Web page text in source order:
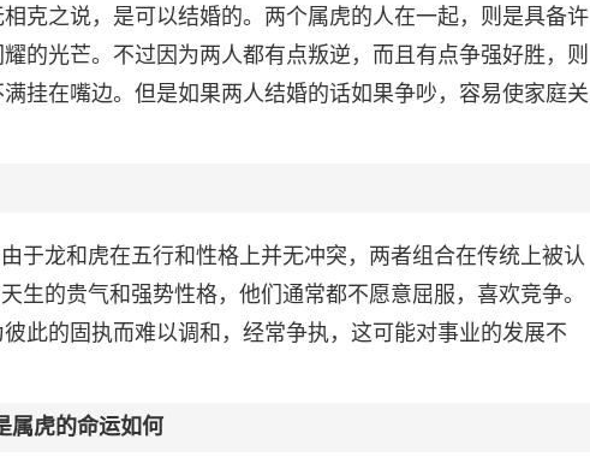
克之说，是可以结婚的。两个属虎的人在一起，则是具备许
的光芒。不过因为两人都有点叛逆，而且有点争强好胜，则
挂在嘴边。但是如果两人结婚的话如果争吵，容易使家庭关
于龙和虎在五行和性格上并无冲突，两者组合在传统上被认
生的贵气和强势性格，他们通常都不愿意屈服，喜欢竞争。
此的固执而难以调和，经常争执，这可能对事业的发展不
属虎的命运如何